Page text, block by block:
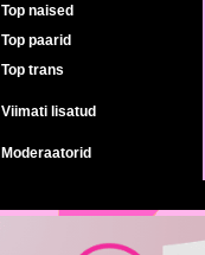
Top naised
Top paarid
Top trans
Viimati lisatud
Moderaatorid